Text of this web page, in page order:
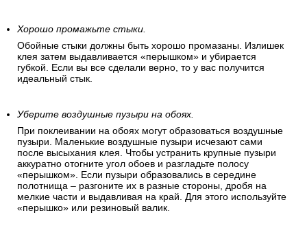
Хорошо промажьте стыки.
Обойные стыки должны быть хорошо промазаны. Излишек
клея затем выдавливается «перышком» и убирается
губкой. Если вы все сделали верно, то у вас получится
идеальный стык.
Уберите воздушные пузыри на обоях.
При поклеивании на обоях могут образоваться воздушные
пузыри. Маленькие воздушные пузыри исчезают сами
после высыхания клея. Чтобы устранить крупные пузыри
аккуратно отогните угол обоев и разгладьте полосу
«перышком». Если пузыри образовались в середине
полотнища – разгоните их в разные стороны, дробя на
мелкие части и выдавливая на край. Для этого используйте
«перышко» или резиновый валик.